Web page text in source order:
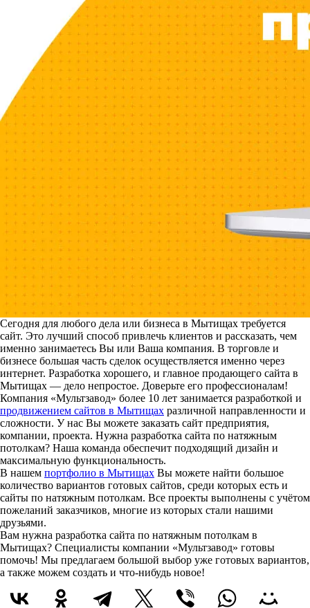
Сегодня для любого дела или бизнеса в Мытищах требуется
сайт. Это лучший способ привлечь клиентов и рассказать, чем
именно занимаетесь Вы или Ваша компания. В торговле и
бизнесе большая часть сделок осуществляется именно через
интернет. Разработка хорошего, и главное продающего сайта в
Мытищах — дело непростое. Доверьте его профессионалам!
Компания «Мультзавод» более 10 лет занимается разработкой и
продвижением сайтов в Мытищах различной направленности и
сложности. У нас Вы можете заказать сайт предприятия,
компании, проекта. Нужна разработка сайта по натяжным
потолкам? Наша команда обеспечит подходящий дизайн и
максимальную функциональность.
В нашем портфолио в Мытищах Вы можете найти большое
количество вариантов готовых сайтов, среди которых есть и
сайты по натяжным потолкам. Все проекты выполнены с учётом
пожеланий заказчиков, многие из которых стали нашими
друзьями.
Вам нужна разработка сайта по натяжным потолкам в
Мытищах? Специалисты компании «Мультзавод» готовы
помочь! Мы предлагаем большой выбор уже готовых вариантов,
а также можем создать и что-нибудь новое!